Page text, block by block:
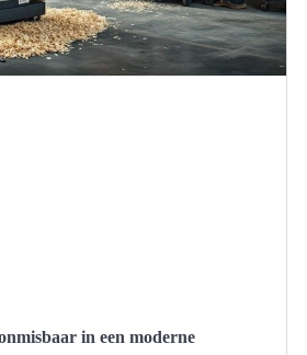
in een moderne